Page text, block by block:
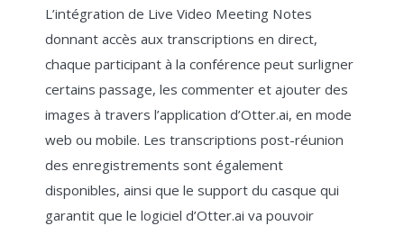
L’intégration de Live Video Meeting Notes
donnant accès aux transcriptions en direct,
chaque participant à la conférence peut surligner
certains passage, les commenter et ajouter des
images à travers l’application d’Otter.ai, en mode
web ou mobile. Les transcriptions post-réunion
des enregistrements sont également
disponibles, ainsi que le support du casque qui
garantit que le logiciel d’Otter.ai va pouvoir